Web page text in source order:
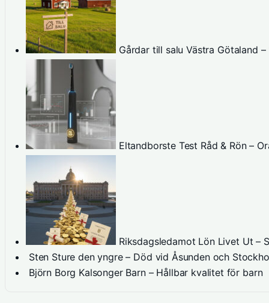
Gårdar till salu Västra Götaland
Eltandborste Test Råd & Rön –
Riksdagsledamot Lön Livet Ut –
Sten Sture den yngre – Död vid Åsunden och
Björn Borg Kalsonger Barn – Hållbar kvalitet för barn